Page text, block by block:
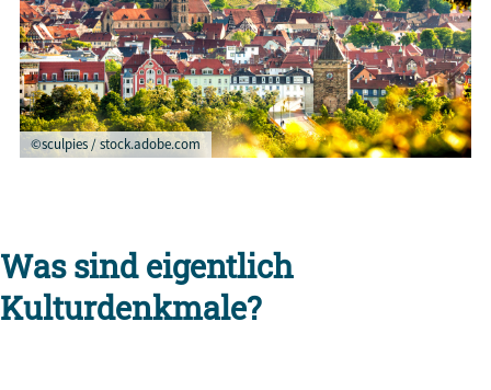
©sculpies / stock.adobe.com
Was sind eigentlich
Kulturdenkmale?